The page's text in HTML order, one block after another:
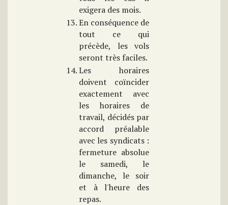
exigera des mois.
En conséquence de
tout ce qui
précède, les vols
seront très faciles.
Les horaires
doivent coïncider
exactement avec
les horaires de
travail, décidés par
accord préalable
avec les syndicats :
fermeture absolue
le samedi, le
dimanche, le soir
et à l'heure des
repas.